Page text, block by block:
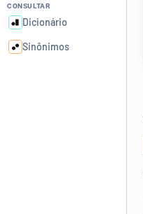
Humanizador de IA
CONSULTAR
Dicionário
Sinônimos